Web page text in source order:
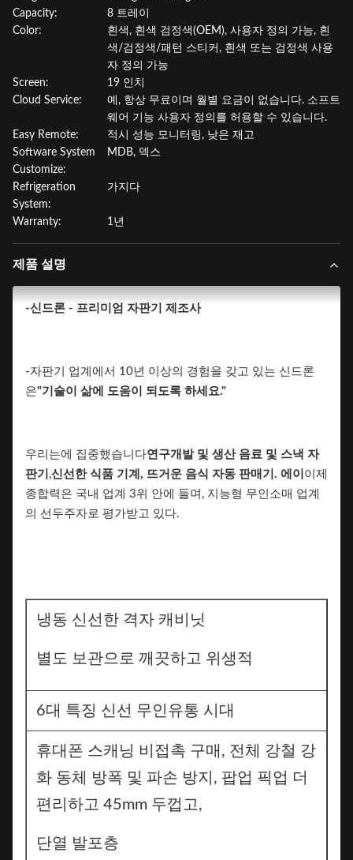
Capacity:
8 트레이
Color:
흰색, 흰색 검정색(OEM), 사용자 정의 가능, 흰
색/검정색/패턴 스티커, 흰색 또는 검정색 사용
자 정의 가능
Screen:
19 인치
Cloud Service:
예, 항상 무료이며 월별 요금이 없습니다. 소프트
웨어 기능 사용자 정의를 허용할 수 있습니다.
Easy Remote:
적시 성능 모니터링, 낮은 재고
Software System
Customize:
MDB, 덱스
Refrigeration
System:
가지다
Warranty: 1년
제품 설명
-신드론 - 프리미엄 자판기 제조사
-자판기 업계에서 10년 이상의 경험을 갖고 있는 신드론
은"기술이 삶에 도움이 되도록 하세요."
우리는에 집중했습니다연구개발 및 생산 음료 및 스낵 자
판기 ,신선한 식품 기계, 뜨거운 음식 자동 판매기. 에이 이제
종합력은 국내 업계 3위 안에 들며, 지능형 무인소매 업계
의 선두주자로 평가받고 있다.
냉동 신선한 격자 캐비닛
별도 보관으로 깨끗하고 위생적
6대 특징 신선 무인유통 시대
휴대폰 스캐닝 비접촉 구매, 전체 강철 강
화 동체 방폭 및 파손 방지, 팝업 픽업 더
편리하고 45mm 두껍고,
단열 발포층